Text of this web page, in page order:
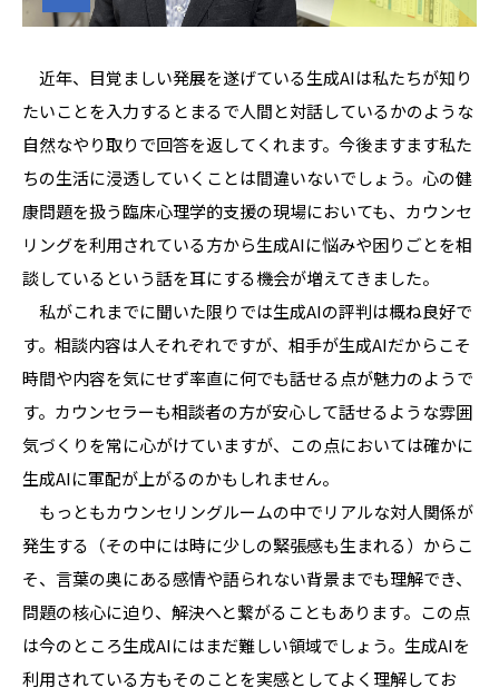
近年、目覚ましい発展を遂げている生成AIは私たちが知り
たいことを入力するとまるで人間と対話しているかのような
自然なやり取りで回答を返してくれます。今後ますます私た
ちの生活に浸透していくことは間違いないでしょう。心の健
康問題を扱う臨床心理学的支援の現場においても、カウンセ
リングを利用されている方から生成AIに悩みや困りごとを相
談しているという話を耳にする機会が増えてきました。
私がこれまでに聞いた限りでは生成AIの評判は概ね良好で
す。相談内容は人それぞれですが、相手が生成AIだからこそ
時間や内容を気にせず率直に何でも話せる点が魅力のようで
す。カウンセラーも相談者の方が安心して話せるような雰囲
気づくりを常に心がけていますが、この点においては確かに
生成AIに軍配が上がるのかもしれません。
もっともカウンセリングルームの中でリアルな対人関係が
発生する（その中には時に少しの緊張感も生まれる）からこ
そ、言葉の奥にある感情や語られない背景までも理解でき、
問題の核心に迫り、解決へと繋がることもあります。この点
は今のところ生成AIにはまだ難しい領域でしょう。生成AIを
利用されている方もそのことを実感としてよく理解してお